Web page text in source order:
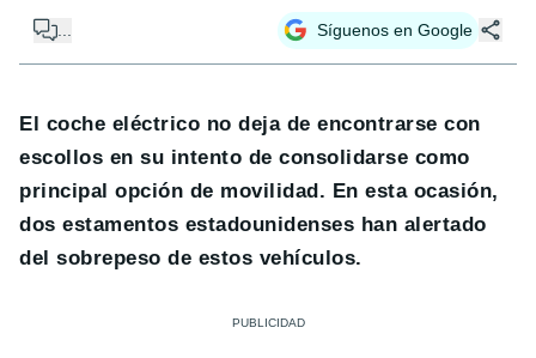
Síguenos en Google
El coche eléctrico no deja de encontrarse con
escollos en su intento de consolidarse como
principal opción de movilidad. En esta ocasión,
dos estamentos estadounidenses han alertado
del sobrepeso de estos vehículos.